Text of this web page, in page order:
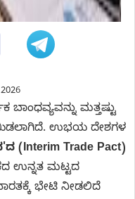
ಮತ್ತಷ್ಟು
ಉಭಯ ದೇಶಗಳ
(Interim Trade Pact)
ಉನ್ನತ ಮಟ್ಟದ
ಭೇಟಿ ನೀಡಲಿದೆ